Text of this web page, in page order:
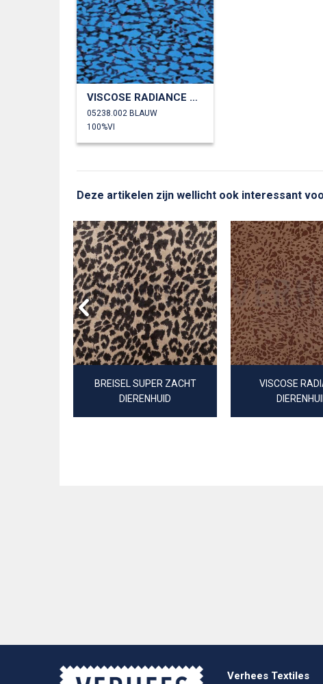
VISCOSE RADIANCE DIERENHUID
05238.002 BLAUW
100%VI
Deze artikelen zijn wellicht ook interessant
BREISEL SUPER ZACHT
DIERENHUID
VISCOSE
Verhees Textiles